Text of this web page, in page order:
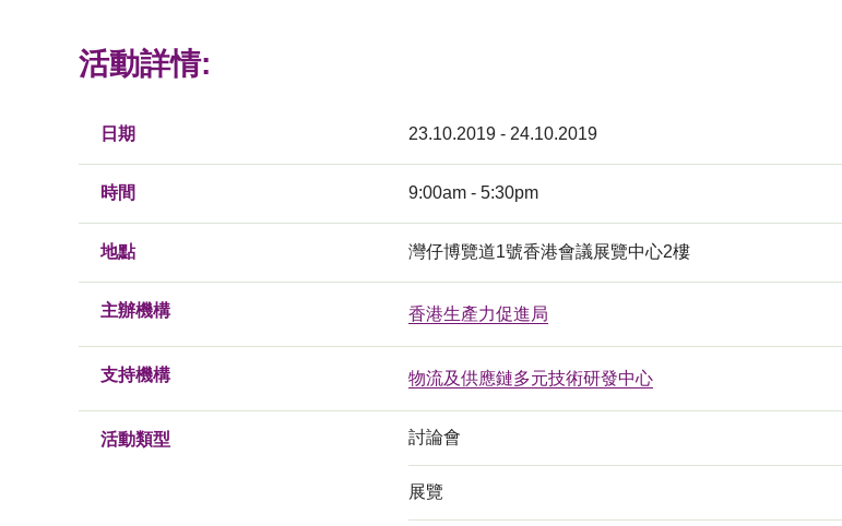
活動詳情:
日期 23.10.2019 - 24.10.2019
時間 9:00am - 5:30pm
地點 灣仔博覽道1號香港會議展覽中心2樓
主辦機構 香港生產力促進局
支持機構 物流及供應鏈多元技術研發中心
活動類型 討論會
展覽